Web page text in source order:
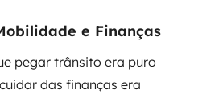
e Finanças
pegar trânsito era puro
das finanças era